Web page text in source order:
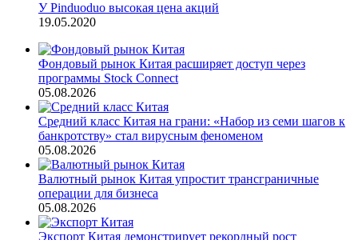
У Pinduoduo высокая цена акций
19.05.2020
Фондовый рынок Китая расширяет доступ через
программы Stock Connect
05.08.2026
Средний класс Китая на грани: «Набор из семи шагов к
банкротству» стал вирусным феноменом
05.08.2026
Валютный рынок Китая упростит трансграничные
операции для бизнеса
05.08.2026
Экспорт Китая демонстрирует рекордный рост